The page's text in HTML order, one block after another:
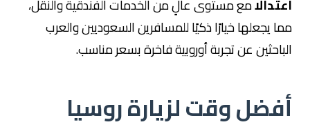
اعتدالًامع مستوى عالٍ من الخدمات الفندقية والنقل،
مما يجعلها خيارًا ذكيًا للمسافرين السعوديين والعرب
الباحثين عن تجربة أوروبية فاخرة بسعر مناسب.
أفضل وقت لزيارة روسيا